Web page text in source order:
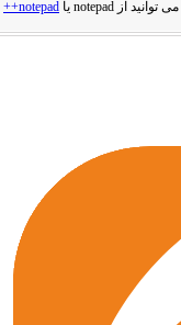
notepad++ استفاده کنید.